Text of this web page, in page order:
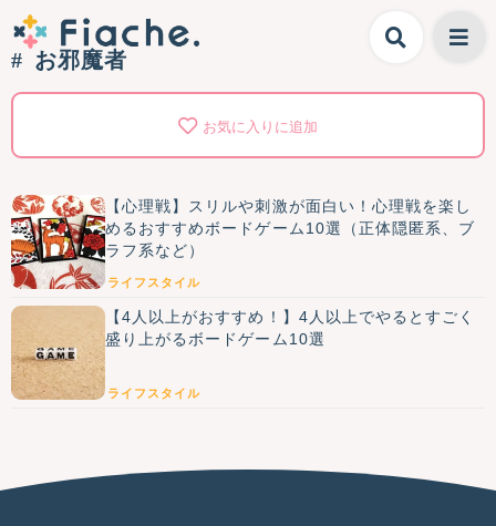
お邪魔者
お気に入りに追加
【心理戦】スリルや刺激が面白い！心理戦を楽し
めるおすすめボードゲーム10選（正体隠匿系、ブ
ラフ系など）
ライフスタイル
【4人以上がおすすめ！】4人以上でやるとすごく
盛り上がるボードゲーム10選
ライフスタイル